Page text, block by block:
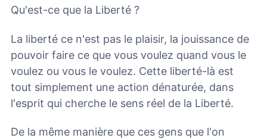
Qu'est-ce que la Liberté ?
La liberté ce n'est pas le plaisir, la jouissance de
pouvoir faire ce que vous voulez quand vous le
voulez ou vous le voulez. Cette liberté-là est
tout simplement une action dénaturée, dans
l'esprit qui cherche le sens réel de la Liberté.
De la même manière que ces gens que l'on